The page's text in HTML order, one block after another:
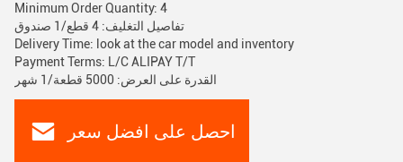
Minimum Order Quantity: 4
تفاصيل التغليف: 4 قطع/1 صندوق
Delivery Time: look at the car model and inventory
Payment Terms: L/C ALIPAY T/T
القدرة على العرض: 5000 قطعة/1 شهر
احصل على افضل سعر